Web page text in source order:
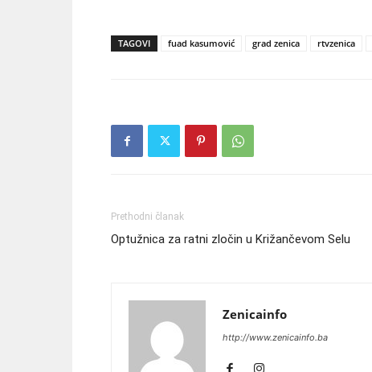
TAGOVI fuad kasumović grad zenica rtvzenica
Prethodni članak
Optužnica za ratni zločin u Križančevom Selu
Zenicainfo
http://www.zenicainfo.ba